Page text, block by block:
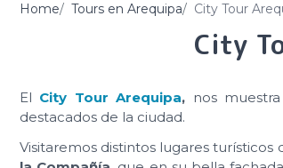
Home Tours en Arequipa City Tour
City
El City Tour Arequipa, nos
destacados de la ciudad.
Visitaremos distintos lugares turísticos